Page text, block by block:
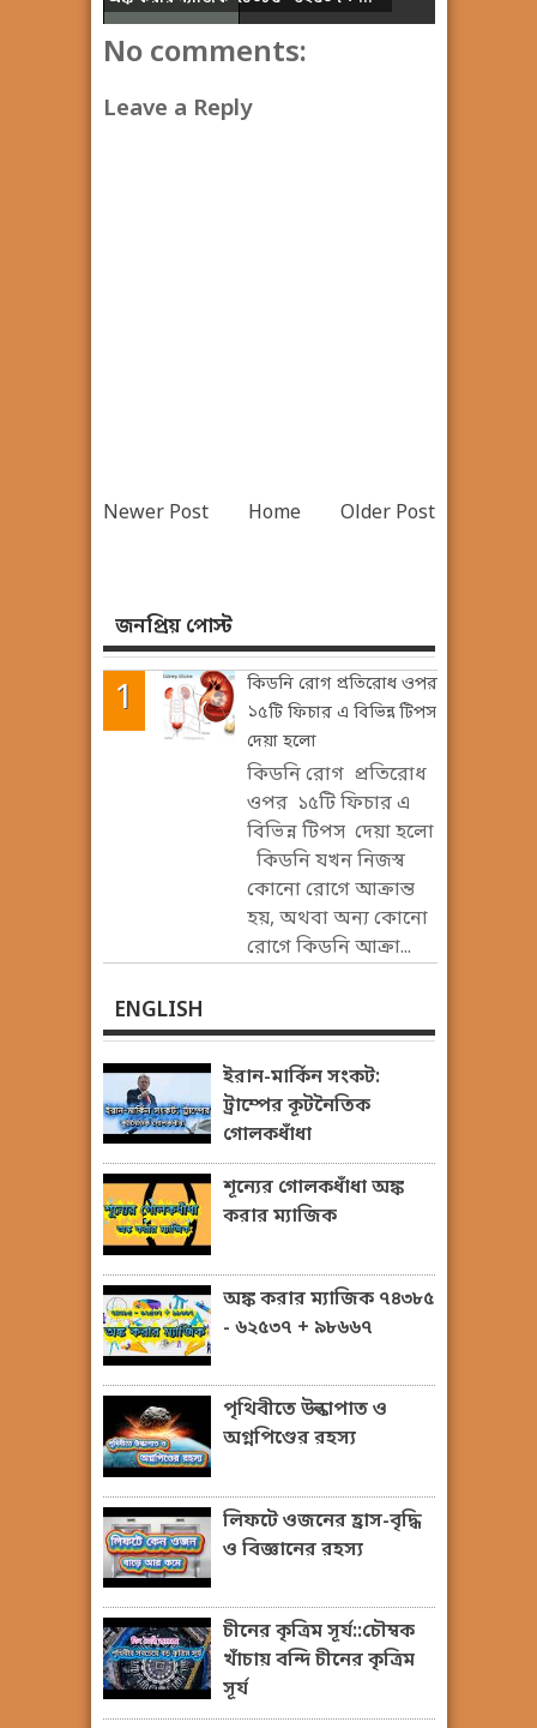
No comments:
Leave a Reply
Newer Post Older Post
Home
জনপ্রিয় পোস্ট
কিডনি রোগ প্রতিরোধ ওপর
১৫টি ফিচার এ বিভিন্ন টিপস
দেয়া হলো
কিডনি রোগ প্রতিরোধ
ওপর ১৫টি ফিচার এ
বিভিন্ন টিপস দেয়া হলো
কিডনি যখন নিজস্ব
কোনো রোগে আক্রান্ত
হয়, অথবা অন্য কোনো
রোগে কিডনি আক্রা...
ENGLISH
ইরান-মার্কিন সংকট:
ট্রাম্পের কূটনৈতিক
গোলকধাঁধা
শূন্যের গোলকধাঁধা অঙ্ক
করার ম্যাজিক
অঙ্ক করার ম্যাজিক ৭৪৩৮৫
- ৬২৫৩৭ + ৯৮৬৬৭
পৃথিবীতে উল্কাপাত ও
অগ্নপিণ্ডের রহস্য
লিফটে ওজনের হ্রাস-বৃদ্ধি
ও বিজ্ঞানের রহস্য
চীনের কৃত্রিম সূর্য::চৌম্বক
খাঁচায় বন্দি চীনের কৃত্রিম
সূর্য